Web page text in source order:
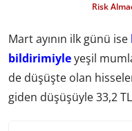
Risk
Mart ayının ilk günü ise
bildirimiyleyeşil
de düşüşte olan
giden düşüşüyle 33,2